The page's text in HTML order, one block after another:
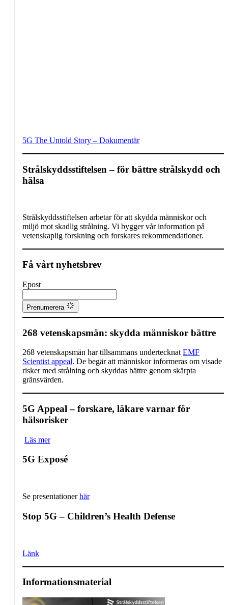
5G The Untold Story – Dokumentär
Strålskyddsstiftelsen – för bättre strålskydd och
hälsa
Strålskyddsstiftelsen arbetar för att skydda människor och
miljö mot skadlig strålning. Vi bygger vår information på
vetenskaplig forskning och forskares rekommendationer.
Få vårt nyhetsbrev
Epost
Prenumerera
268 vetenskapsmän: skydda människor bättre
268 vetenskapsmän har tillsammans undertecknat EMF
Scientist appeal. De begär att människor informeras om visade
risker med strålning och skyddas bättre genom skärpta
gränsvärden.
5G Appeal – forskare, läkare varnar för
hälsorisker
Läs mer
5G Exposé
Se presentationerhär
Stop 5G – Children’s Health Defense
Länk
Informationsmaterial